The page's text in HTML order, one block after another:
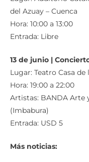
del Azuay – Cuenca
Hora: 10:00 a 13:00
Entrada: Libre
13 de junio |
Lugar: Teatro Casa de
Hora: 19:00 a 22:00
Artistas: BANDA Arte
(Imbabura)
Entrada: USD 5
Más noticias: